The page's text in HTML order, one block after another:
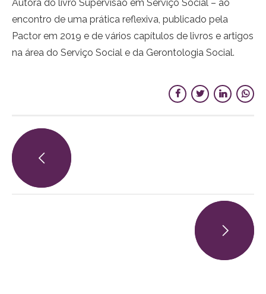
Autora do livro Supervisão em Serviço Social – ao
encontro de uma prática reflexiva, publicado pela
Pactor em 2019 e de vários capítulos de livros e artigos
na área do Serviço Social e da Gerontologia Social.